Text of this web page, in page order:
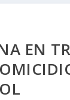
EN